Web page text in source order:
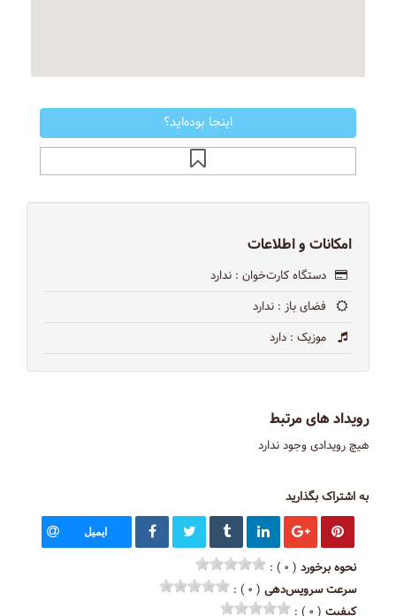
اینجا بوده‌اید؟
امکانات و اطلاعات
دستگاه کارت‌خوان : ندارد
فضای باز : ندارد
موزیک : دارد
رویداد های مرتبط
هیچ رویدادی وجود ندارد
به اشتراک بگذارید
ایمیل
نحوه برخورد ( ۰ ) :
سرعت سرویس‌دهی ( ۰ ) :